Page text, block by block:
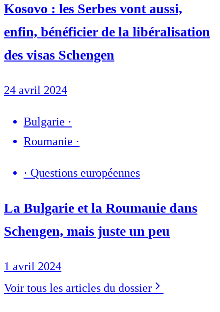
Kosovo : les Serbes vont aussi,
enfin, bénéficier de la libéralisation
des visas Schengen
24 avril 2024
Bulgarie ·
Roumanie ·
· Questions européennes
La Bulgarie et la Roumanie dans
Schengen, mais juste un peu
1 avril 2024
Voir tous les articles du dossier